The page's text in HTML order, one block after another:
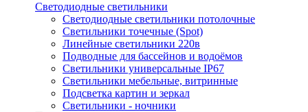
Светодиодные светильники
Светодиодные светильники потолочные
Светильники точечные (Spot)
Линейные светильники 220в
Подводные для бассейнов и водоёмов
Светильники универсальные IP67
Светильники мебельные, витринные
Подсветка картин и зеркал
Светильники - ночники